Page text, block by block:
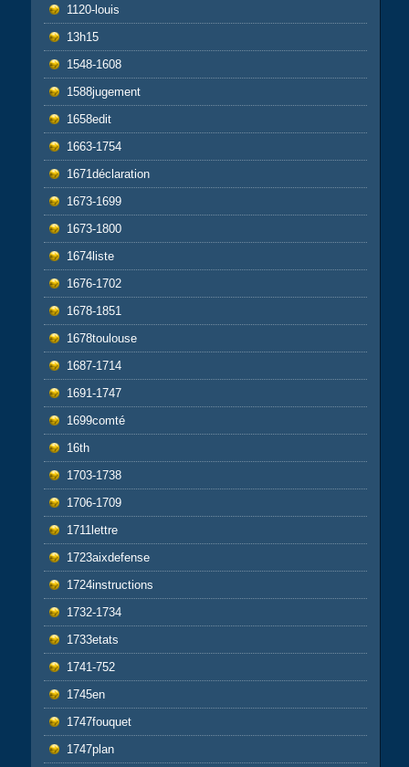
1120-louis
13h15
1548-1608
1588jugement
1658edit
1663-1754
1671déclaration
1673-1699
1673-1800
1674liste
1676-1702
1678-1851
1678toulouse
1687-1714
1691-1747
1699comté
16th
1703-1738
1706-1709
1711lettre
1723aixdefense
1724instructions
1732-1734
1733etats
1741-752
1745en
1747fouquet
1747plan